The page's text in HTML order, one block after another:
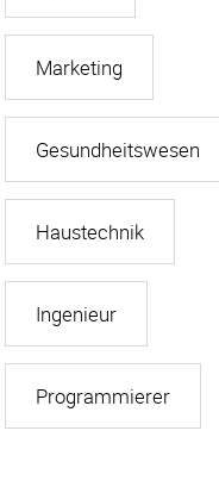
Marketing
Gesundheitswesen
Haustechnik
Ingenieur
Programmierer